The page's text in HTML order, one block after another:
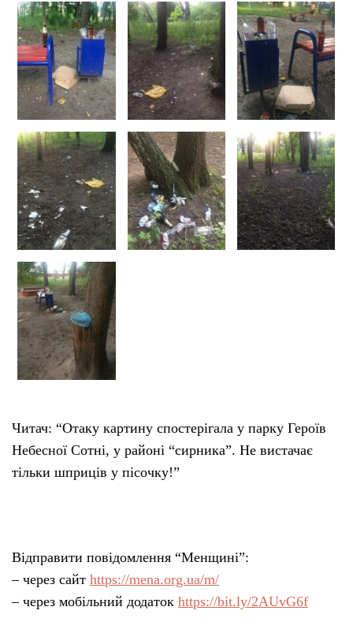
Читач: “Отаку картину спостерігала у парку Героїв
Небесної Сотні, у районі “сирника”. Не вистачає
тільки шприців у пісочку!”
Відправити повідомлення “Менщині”:
– через сайт https://mena.org.ua/m/
– через мобільний додаток https://bit.ly/2AUvG6f